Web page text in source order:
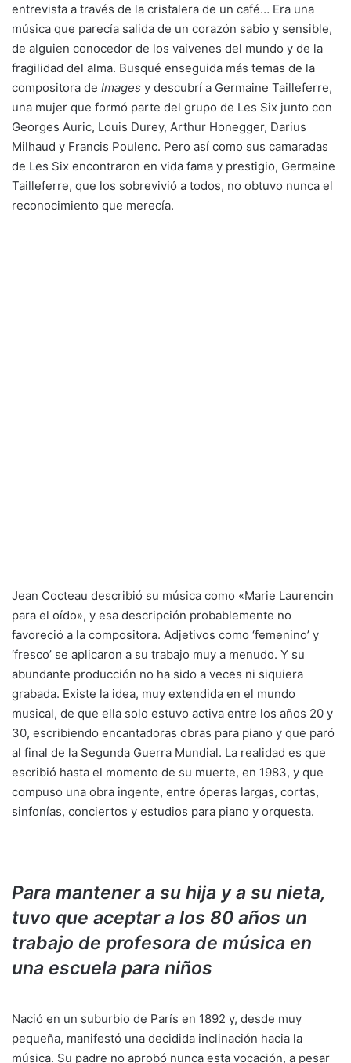
entrevista a través de la cristalera de un café… Era una
música que parecía salida de un corazón sabio y sensible,
de alguien conocedor de los vaivenes del mundo y de la
fragilidad del alma. Busqué enseguida más temas de la
compositora de Images y descubrí a Germaine Tailleferre,
una mujer que formó parte del grupo de Les Six junto con
Georges Auric, Louis Durey, Arthur Honegger, Darius
Milhaud y Francis Poulenc. Pero así como sus camaradas
de Les Six encontraron en vida fama y prestigio, Germaine
Tailleferre, que los sobrevivió a todos, no obtuvo nunca el
reconocimiento que merecía.
Jean Cocteau describió su música como «Marie Laurencin
para el oído», y esa descripción probablemente no
favoreció a la compositora. Adjetivos como ‘femenino’ y
‘fresco’ se aplicaron a su trabajo muy a menudo. Y su
abundante producción no ha sido a veces ni siquiera
grabada. Existe la idea, muy extendida en el mundo
musical, de que ella solo estuvo activa entre los años 20 y
30, escribiendo encantadoras obras para piano y que paró
al final de la Segunda Guerra Mundial. La realidad es que
escribió hasta el momento de su muerte, en 1983, y que
compuso una obra ingente, entre óperas largas, cortas,
sinfonías, conciertos y estudios para piano y orquesta.
Para mantener a su hija y a su nieta,
tuvo que aceptar a los 80 años un
trabajo de profesora de música en
una escuela para niños
Nació en un suburbio de París en 1892 y, desde muy
pequeña, manifestó una decidida inclinación hacia la
música. Su padre no aprobó nunca esta vocación, a pesar